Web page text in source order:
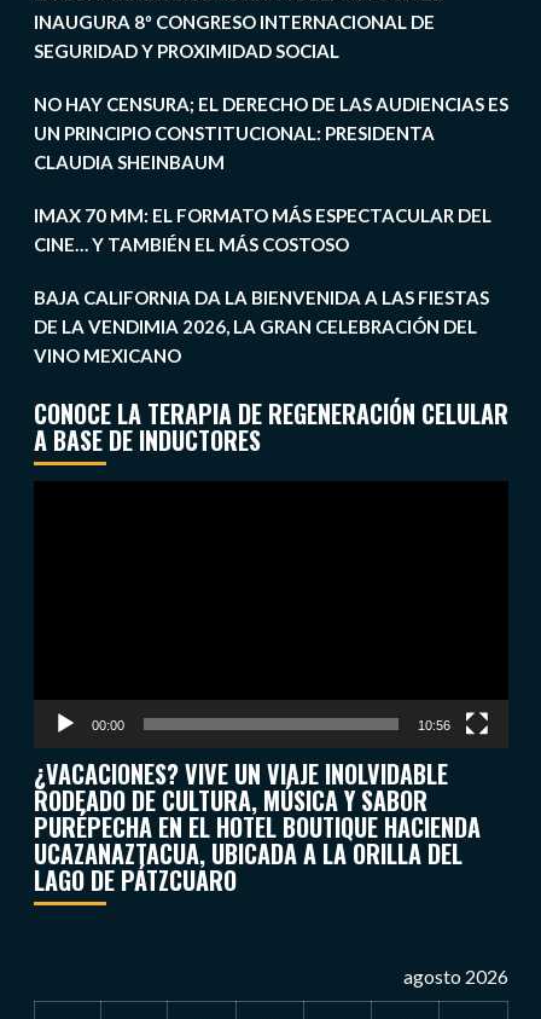
INAUGURA 8º CONGRESO INTERNACIONAL DE
SEGURIDAD Y PROXIMIDAD SOCIAL
NO HAY CENSURA; EL DERECHO DE LAS AUDIENCIAS ES
UN PRINCIPIO CONSTITUCIONAL: PRESIDENTA
CLAUDIA SHEINBAUM
IMAX 70 MM: EL FORMATO MÁS ESPECTACULAR DEL
CINE… Y TAMBIÉN EL MÁS COSTOSO
BAJA CALIFORNIA DA LA BIENVENIDA A LAS FIESTAS
DE LA VENDIMIA 2026, LA GRAN CELEBRACIÓN DEL
VINO MEXICANO
CONOCE LA TERAPIA DE REGENERACIÓN CELULAR
A BASE DE INDUCTORES
00:00 10:56
¿VACACIONES? VIVE UN VIAJE INOLVIDABLE
RODEADO DE CULTURA, MÚSICA Y SABOR
PURÉPECHA EN EL HOTEL BOUTIQUE HACIENDA
UCAZANAZTACUA, UBICADA A LA ORILLA DEL
LAGO DE PÁTZCUARO
agosto 2026